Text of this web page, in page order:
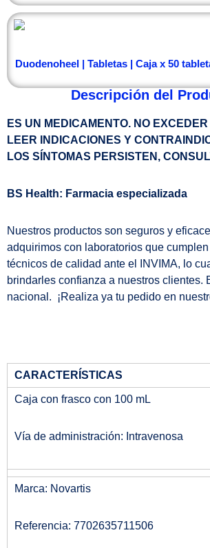
Duodenoheel | Tabletas | Caja x 50
Descripción del
ES UN MEDICAMENTO. NO
LEER INDICACIONES Y
LOS SÍNTOMAS PERSISTEN,
BS Health: Farmacia especializada
Nuestros productos son seguros y
adquirimos con laboratorios que
técnicos de calidad ante el INVIMA, lo
brindarles confianza a nuestros clientes.
nacional. ¡Realiza ya tu pedido en
CARACTERÍSTICAS
Caja con frasco con 100 mL
Vía de administración: Intravenosa
Marca: Novartis
Referencia: 7702635711506